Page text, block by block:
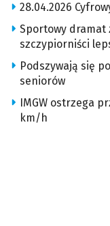
28.04.2026
Sportowy dramat
szczypiorniści
Podszywają się
seniorów
IMGW ostrzega
km/h